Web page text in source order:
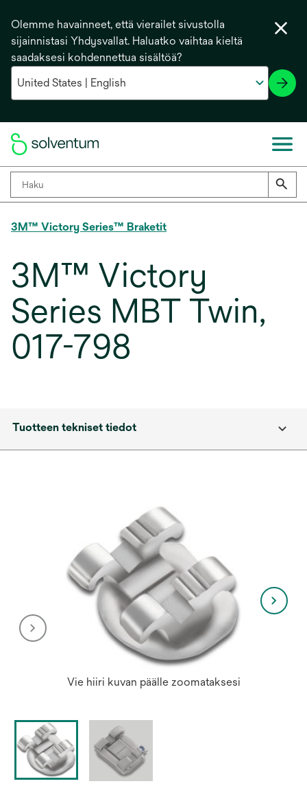
Olemme havainneet, että vierailet sivustolla
sijainnistasi Yhdysvallat. Haluatko vaihtaa kieltä
saadaksesi kohdennettua sisältöä?
3M™ Victory Series™ Braketit
3M™ Victory
Series MBT Twin,
017-798
Tuotteen tekniset tiedot
Vie hiiri kuvan päälle zoomataksesi